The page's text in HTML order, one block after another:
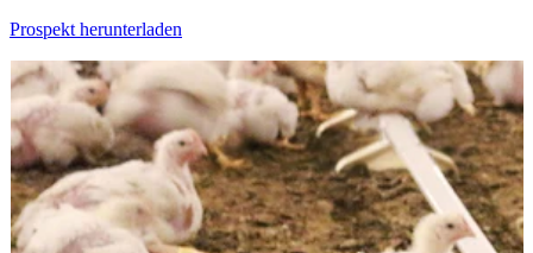
Prospekt herunterladen